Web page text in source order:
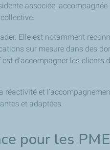
associée,
Elle est notamment
sur mesure dans des
d’accompagner les
et
et adaptées.
pour les